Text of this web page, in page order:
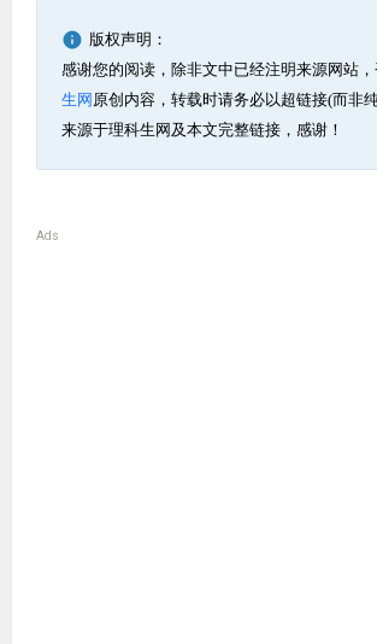
版权声明：
感谢您的阅读，除非文中已经注明来源网站
生网 原创内容，转载时请务必以超链接(而非
来源于理科生网及本文完整链接，感谢！
Ads